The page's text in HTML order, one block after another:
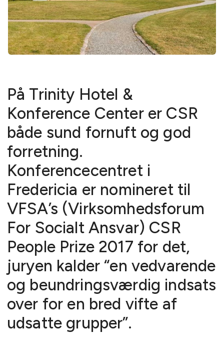
På Trinity Hotel &
Konference Center er CSR
både sund fornuft og god
forretning.
Konferencecentret i
Fredericia er nomineret til
VFSA’s (Virksomhedsforum
For Socialt Ansvar) CSR
People Prize 2017 for det,
juryen kalder “en vedvarende
og beundringsværdig indsats
over for en bred vifte af
udsatte grupper”.